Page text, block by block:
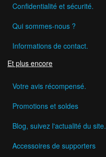
Confidentialité et sécurité.
Qui sommes-nous ?
Informations de contact.
Et plus encore
Votre avis récompensé.
Promotions et soldes
Blog, suivez l'actualité du site.
Accessoires de supporters